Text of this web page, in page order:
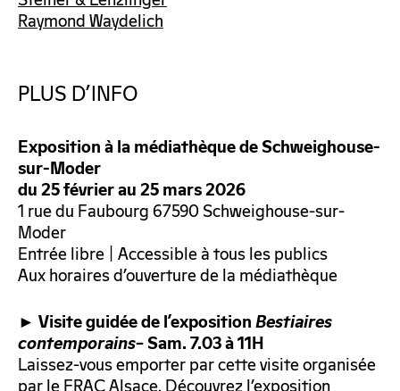
Raymond Waydelich
PLUS D’INFO
Exposition à la médiathèque de Schweighouse-
sur-Moder
du 25 février au 25 mars 2026
1 rue du Faubourg 67590 Schweighouse-sur-
Moder
Entrée libre | Accessible à tous les publics
Aux horaires d’ouverture de la médiathèque
► Visite guidée de l’expositionBestiaires
contemporains– Sam. 7.03 à 11H
Laissez-vous emporter par cette visite organisée